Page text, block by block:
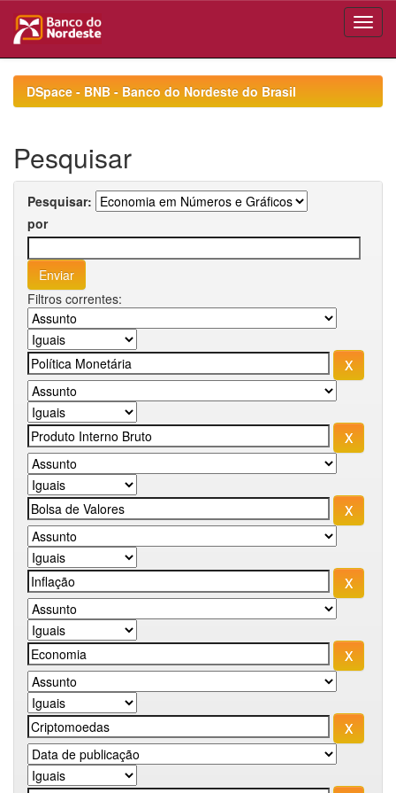
navigationDSpace - BNB - Banco do Nordeste do Brasil
Pesquisar
Pesquisar:
por
Filtros correntes: